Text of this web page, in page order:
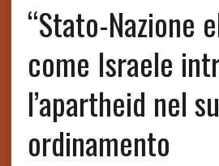
“Stato-Nazione
come Israele
l’apartheid nel
ordinamento